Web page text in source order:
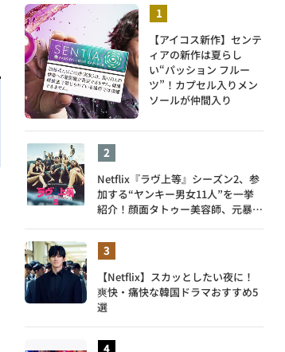
【アイコス新作】センテ
ィアの新作は夏らし
い“パッション フルー
ツ”！カプセル入りメン
ソールが仲間入り
Netflix『ラヴ上等』シーズン2、参
加する“ヤンキー男女11人”を一挙
紹介！顔面タトゥー美容師、元暴走
【Netflix】スカッとしたい夜に！
爽快・痛快な韓国ドラマおすすめ5
選